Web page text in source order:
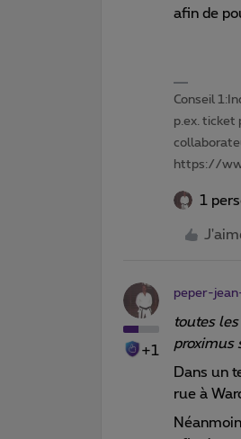
afin de
Conseil
p.ex. ticket
https://
1
+1
peper-
toutes
proximus
Dans un
rue à